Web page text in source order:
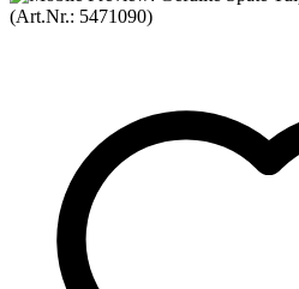
(Art.Nr.: 5471090)